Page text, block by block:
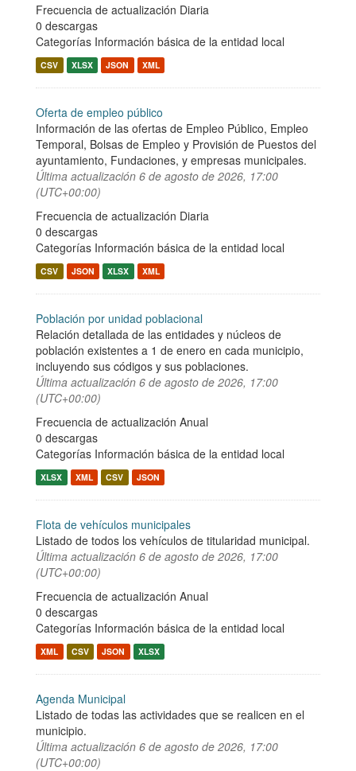
Frecuencia de actualización Diaria
0 descargas
Categorías Información básica de la entidad local
CSV XLSX JSON XML
Oferta de empleo público
Información de las ofertas de Empleo Público, Empleo
Temporal, Bolsas de Empleo y Provisión de Puestos del
ayuntamiento, Fundaciones, y empresas municipales.
Última actualización 6 de agosto de 2026, 17:00
(UTC+00:00)
Frecuencia de actualización Diaria
0 descargas
Categorías Información básica de la entidad local
CSV JSON XLSX XML
Población por unidad poblacional
Relación detallada de las entidades y núcleos de
población existentes a 1 de enero en cada municipio,
incluyendo sus códigos y sus poblaciones.
Última actualización 6 de agosto de 2026, 17:00
(UTC+00:00)
Frecuencia de actualización Anual
0 descargas
Categorías Información básica de la entidad local
XLSX XML CSV JSON
Flota de vehículos municipales
Listado de todos los vehículos de titularidad municipal.
Última actualización 6 de agosto de 2026, 17:00
(UTC+00:00)
Frecuencia de actualización Anual
0 descargas
Categorías Información básica de la entidad local
XML CSV JSON XLSX
Agenda Municipal
Listado de todas las actividades que se realicen en el
municipio.
Última actualización 6 de agosto de 2026, 17:00
(UTC+00:00)